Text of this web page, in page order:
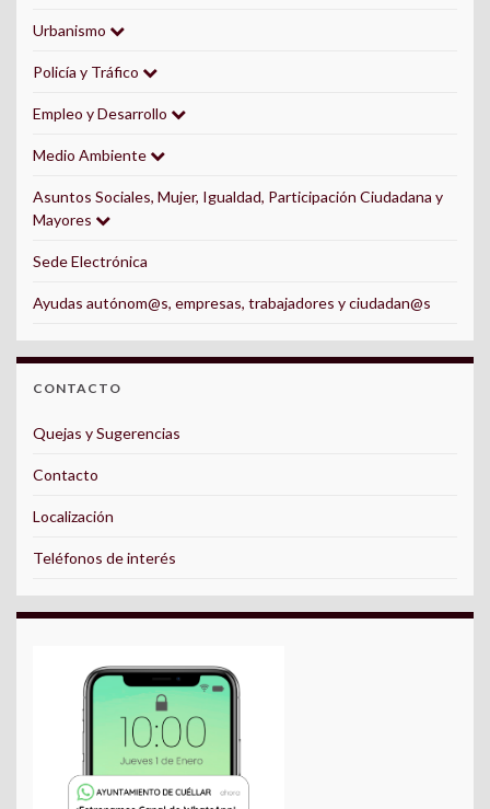
Urbanismo
Policía y Tráfico
Empleo y Desarrollo
Medio Ambiente
Asuntos Sociales, Mujer, Igualdad, Participación Ciudadana y
Mayores
Sede Electrónica
Ayudas autónom@s, empresas, trabajadores y ciudadan@s
CONTACTO
Quejas y Sugerencias
Contacto
Localización
Teléfonos de interés